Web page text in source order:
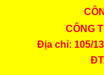
CÔNG
Địa chỉ: 105/